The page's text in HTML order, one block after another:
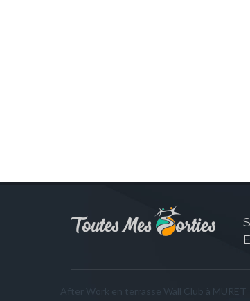
After Work en terrasse Wall Club à MURET